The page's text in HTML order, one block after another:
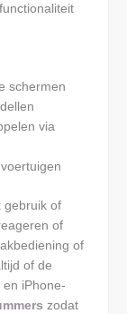
schermen
via
gebruik of
of
of
of de
iPhone-
zodat